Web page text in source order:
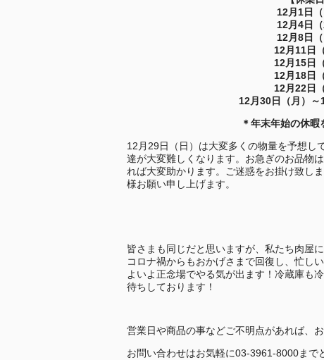
12月1日（
12月4日（
12月8日（
12月11日
12月15日
12月18日
12月22日
12月30日（月）～
＊年末年始の休暇
12月29日（日）は大変多くの物量を予想し
達が大変難しくなります。お急ぎのお品物
れば大変助かります。ご迷惑をお掛け致し
様お願い申し上げます。
皆さまも同じだと思いますが、私たち肉屋
コロナ禍からもおかげさまで回復し、忙し
よいよ正念場でやる気が出ます！冷蔵庫も
待ちしております！
営業日や商品の事などご不明点があれば、
お問い合わせはお気軽に03-3961-8000まで